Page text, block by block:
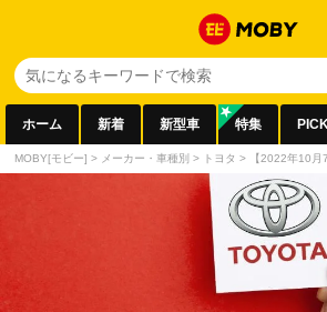
ホーム 新着 新型車 特集
MOBY[モビー] > メーカー・車種別 > トヨタ > 【2022年10月